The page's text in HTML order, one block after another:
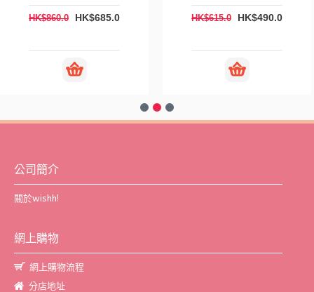
HK$860.0 HK$685.0 HK$615.0 HK$490.0
公司簡介
關於wishh!
網上購物
網上購物流程
分店地址